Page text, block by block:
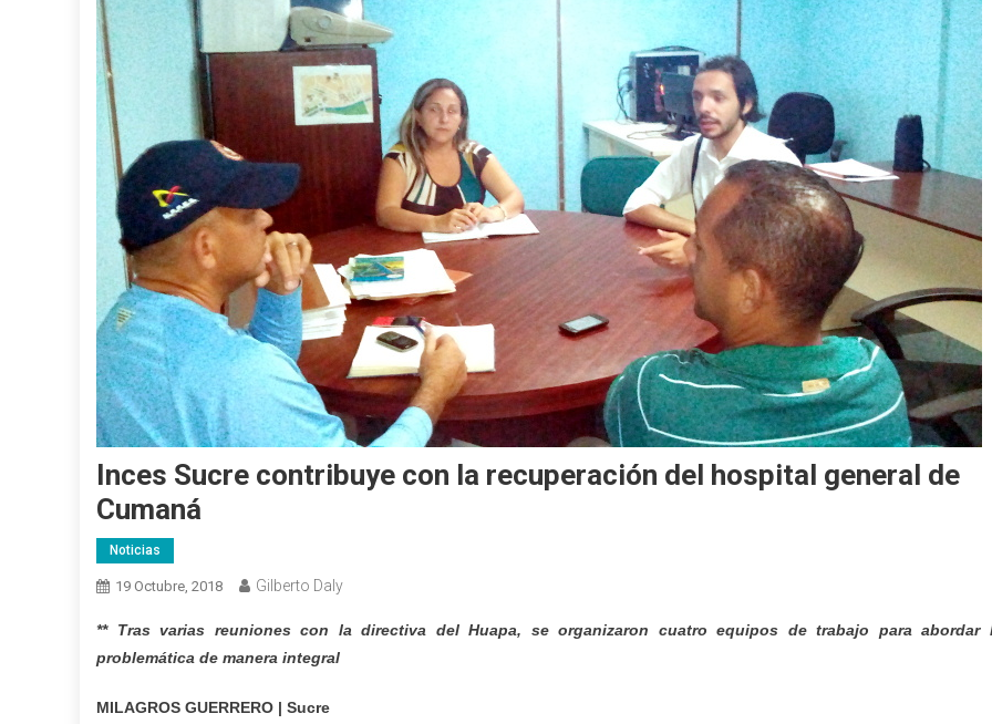
Inces Sucre contribuye con la recuperación del hospital general de
Cumaná
Noticias
19 Octubre, 2018 Gilberto Daly
** Tras varias reuniones con la directiva del Huapa, se organizaron cuatro equipos de trabajo para abordar
problemática de manera integral
MILAGROS GUERRERO | Sucre